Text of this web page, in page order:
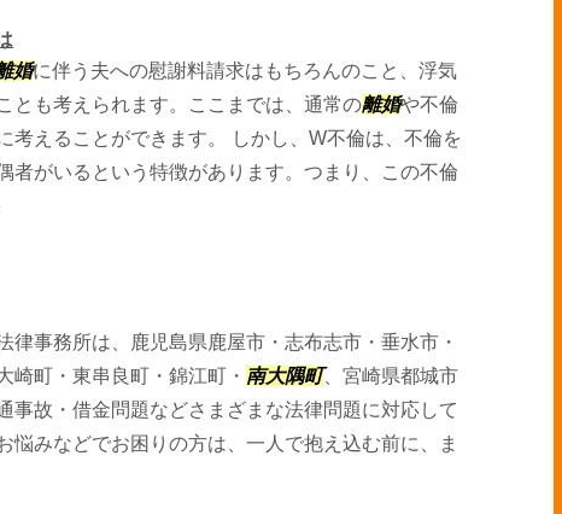
婚に伴う夫への慰謝料請求はもちろんのこと、浮気
とも考えられます。ここまでは、通常の離婚や不倫
考えることができます。 しかし、W不倫は、不倫を
者がいるという特徴があります。つまり、この不倫
律事務所は、鹿児島県鹿屋市・志布志市・垂水市・
崎町・東串良町・錦江町・ 南大隅町、宮崎県都城市
事故・借金問題などさまざまな法律問題に対応して
悩みなどでお困りの方は、一人で抱え込む前に、ま